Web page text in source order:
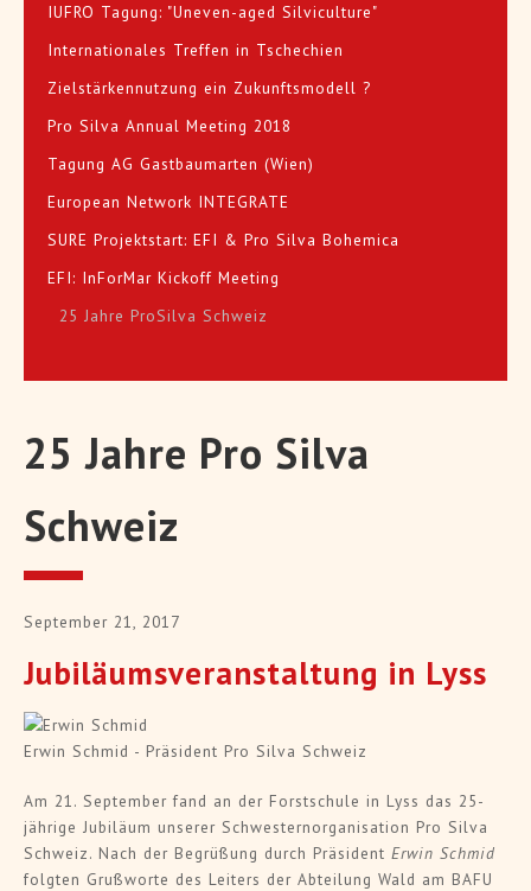
IUFRO Tagung: "Uneven-aged Silviculture"
Internationales Treffen in Tschechien
Zielstärkennutzung ein Zukunftsmodell ?
Pro Silva Annual Meeting 2018
Tagung AG Gastbaumarten (Wien)
European Network INTEGRATE
SURE Projektstart: EFI & Pro Silva Bohemica
EFI: InForMar Kickoff Meeting
25 Jahre ProSilva Schweiz
25 Jahre Pro Silva
Schweiz
September 21, 2017
Jubiläumsveranstaltung in Lyss
Erwin Schmid - Präsident Pro Silva Schweiz
Am 21. September fand an der Forstschule in Lyss das 25-
jährige Jubiläum unserer Schwestern­organisation Pro Silva
Schweiz. Nach der Begrüßung durch Präsident Erwin Schmid
folgten Grußworte des Leiters der Abteilung Wald am BAFU